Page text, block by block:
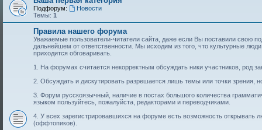
Подфорум:
Новости
Темы: 1
Правила нашего форума
Уважаемые пользователи-читатели сайта, даже если Вы поставили свою
дальнейшем от ответственности. Мы исходим из того, что культурные
приходится обговаривать.
1. На форумах считается некорректным обсуждать ники участников, род
2. Обсуждать и дискутировать разрешается лишь темы или точки зрения,
3. Форум русскоязычный, наличие в постах большого количества
языком пользуйтесь, пожалуйста, редакторами и переводчиками.
4. У всех зарегистрировавшихся на форуме есть возможность
(оффтопиков).